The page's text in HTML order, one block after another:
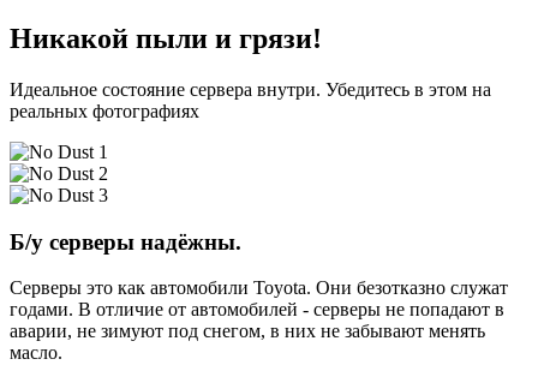
Никакой пыли и грязи!
Идеальное состояние сервера внутри. Убедитесь в этом на
реальных фотографиях
Б/у серверы надёжны.
Серверы это как автомобили Toyota. Они безотказно служат
годами. В отличие от автомобилей - серверы не попадают в
аварии, не зимуют под снегом, в них не забывают менять
масло.